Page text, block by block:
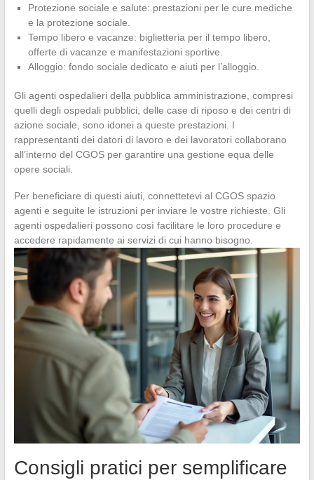
Protezione sociale e salute: prestazioni per le cure mediche
e la protezione sociale.
Tempo libero e vacanze: biglietteria per il tempo libero,
offerte di vacanze e manifestazioni sportive.
Alloggio: fondo sociale dedicato e aiuti per l’alloggio.
Gli agenti ospedalieri della pubblica amministrazione, compresi
quelli degli ospedali pubblici, delle case di riposo e dei centri di
azione sociale, sono idonei a queste prestazioni. I
rappresentanti dei datori di lavoro e dei lavoratori collaborano
all’interno del CGOS per garantire una gestione equa delle
opere sociali.
Per beneficiare di questi aiuti, connettetevi al CGOS spazio
agenti e seguite le istruzioni per inviare le vostre richieste. Gli
agenti ospedalieri possono così facilitare le loro procedure e
accedere rapidamente ai servizi di cui hanno bisogno.
Consigli pratici per semplificare